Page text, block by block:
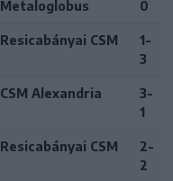
Metaloglobus
0
Resicabányai CSM
1-
3
CSM Alexandria
3-
1
Resicabányai CSM
2-
2